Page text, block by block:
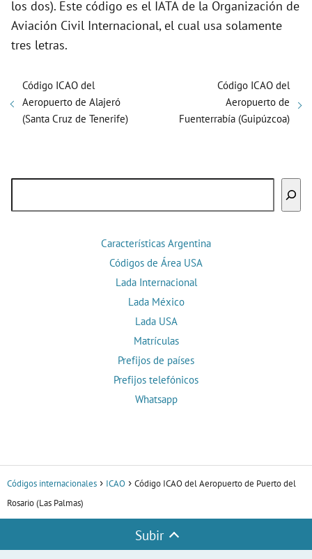
los dos). Este código es el IATA de la Organización de
Aviación Civil Internacional, el cual usa solamente
tres letras.
Código ICAO del
Aeropuerto de Alajeró
(Santa Cruz de Tenerife)
Código ICAO del
Aeropuerto de
Fuenterrabía (Guipúzcoa)
Características Argentina
Códigos de Área USA
Lada Internacional
Lada México
Lada USA
Matrículas
Prefijos de países
Prefijos telefónicos
Whatsapp
Códigos internacionales ICAO
Código ICAO del Aeropuerto de Puerto del
Rosario (Las Palmas)
Subir